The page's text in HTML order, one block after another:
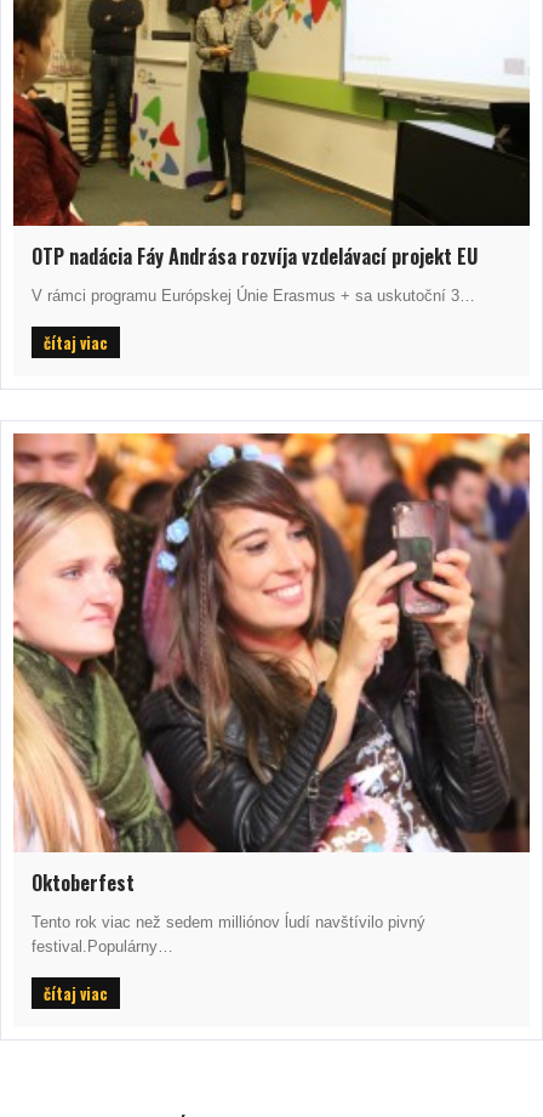
OTP nadácia Fáy Andrása rozvíja vzdelávací projekt EU
V rámci programu Európskej Únie Erasmus + sa uskutoční 3…
čítaj viac
Oktoberfest
Tento rok viac než sedem milliónov ĺudí navštívilo pivný
festival.Populárny…
čítaj viac